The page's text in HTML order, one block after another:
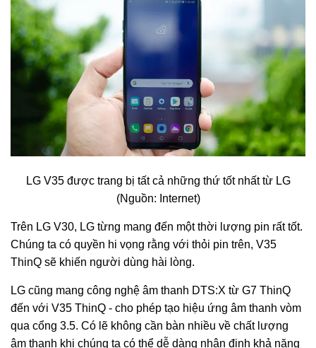
LG V35 được trang bị tất cả những thứ tốt nhất từ LG
(Nguồn: Internet)
Trên LG V30, LG từng mang đến một thời lượng pin rất tốt.
Chúng ta có quyền hi vọng rằng với thỏi pin trên, V35
ThinQ sẽ khiến người dùng hài lòng.
LG cũng mang công nghệ âm thanh DTS:X từ G7 ThinQ
đến với V35 ThinQ - cho phép tạo hiệu ứng âm thanh vòm
qua cổng 3.5. Có lẽ không cần bàn nhiều về chất lượng
âm thanh khi chúng ta có thể dễ dàng nhận định khả năng